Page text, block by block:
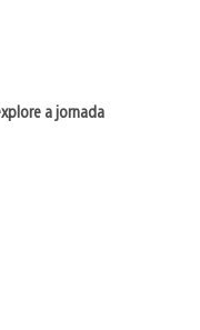
a jornada